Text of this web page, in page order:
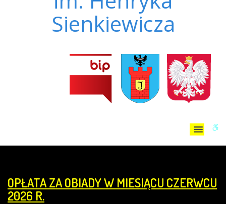
Sienkiewicza
OPŁATA ZA OBIADY W MIESIĄCU CZERWCU
2026 R.